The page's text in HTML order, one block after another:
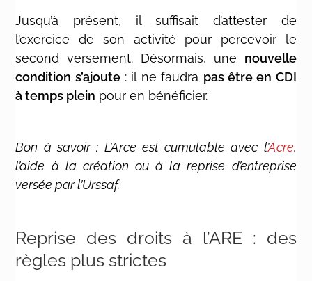
Jusqu’à présent, il suffisait d’attester de
l’exercice de son activité pour percevoir le
second versement. Désormais, une nouvelle
condition s’ajoute: il ne faudra pas être en CDI
à temps plein pour en bénéficier.
Bon à savoir : L’Arce est cumulable avec l’Acre,
l’aide à la création ou à la reprise d’entreprise
versée par l’Urssaf.
Reprise des droits à l’ARE : des
règles plus strictes